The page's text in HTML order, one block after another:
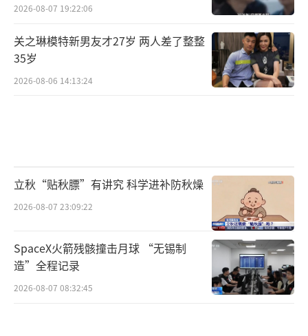
2026-08-07 19:22:06
关之琳模特新男友才27岁 两人差了整整
35岁
2026-08-06 14:13:24
立秋“贴秋膘”有讲究 科学进补防秋燥
2026-08-07 23:09:22
SpaceX火箭残骸撞击月球 “无锡制
造”全程记录
2026-08-07 08:32:45